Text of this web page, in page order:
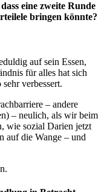
eine zweite Runde
bringen könnte?
auf sein Essen,
für alles hat sich
verbessert.
– andere
– neulich, als wir beim
wie sozial Darien jetzt
auf die Wange – und